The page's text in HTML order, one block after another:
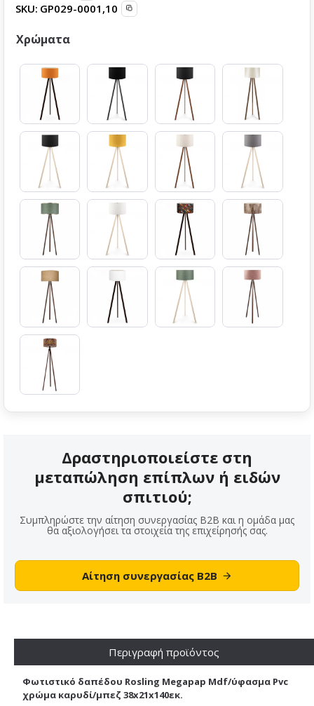
SKU: GP029-0001,10
Χρώματα
Δραστηριοποιείστε στη
μεταπώληση επίπλων ή ειδών
σπιτιού;
Συμπληρώστε την αίτηση συνεργασίας B2B και η ομάδα μας
θα αξιολογήσει τα στοιχεία της επιχείρησής σας.
Αίτηση συνεργασίας B2B
Περιγραφή προϊόντος
Φωτιστικό δαπέδου Rosling Megapap Mdf/ύφασμα Pvc
χρώμα καρυδί/μπεζ 38x21x140εκ.